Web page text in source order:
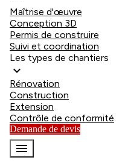
Maîtrise d'œuvre
Conception 3D
Permis de construire
Suivi et coordination
Les types de chantiers
expand_more
Rénovation
Construction
Extension
Contrôle de conformité
Demande de devis
menu